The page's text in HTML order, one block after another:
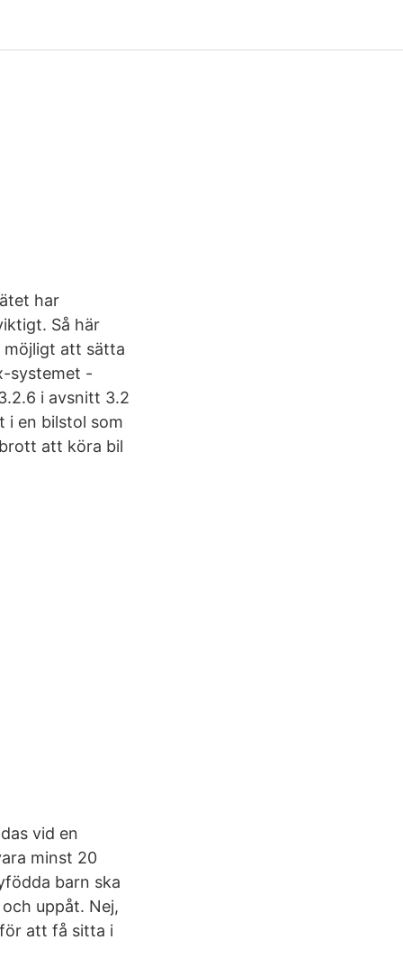
har
Så här
möjligt att sätta
systemet -
i avsnitt 3.2
i en bilstol som
att köra bil
vid en
minst 20
barn ska
uppåt. Nej,
att få sitta i